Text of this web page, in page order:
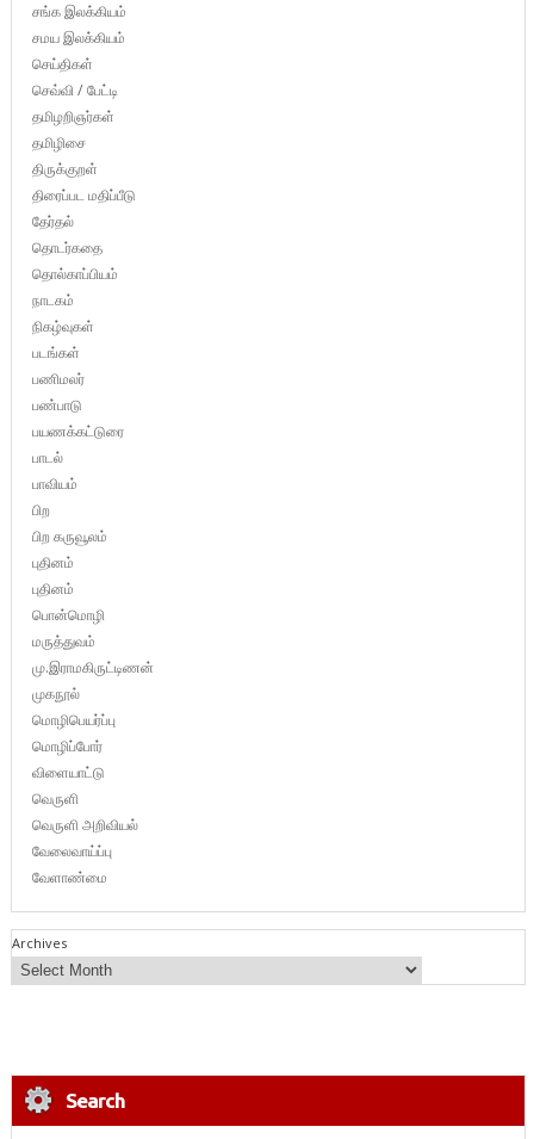
சங்க இலக்கியம்
சமய இலக்கியம்
செய்திகள்
செவ்வி / பேட்டி
தமிழறிஞர்கள்
தமிழிசை
திருக்குறள்
திரைப்பட மதிப்பீடு
தேர்தல்
தொடர்கதை
தொல்காப்பியம்
நாடகம்
நிகழ்வுகள்
படங்கள்
பணிமலர்
பண்பாடு
பயணக்கட்டுரை
பாடல்
பாவியம்
பிற
பிற கருவூலம்
புதினம்
புதினம்
பொன்மொழி
மருத்துவம்
மு.இராமகிருட்டிணன்
முகநூல்
மொழிபெயர்ப்பு
மொழிப்போர்
விளையாட்டு
வெருளி
வெருளி அறிவியல்
வேலைவாய்ப்பு
வேளாண்மை
Archives
Search